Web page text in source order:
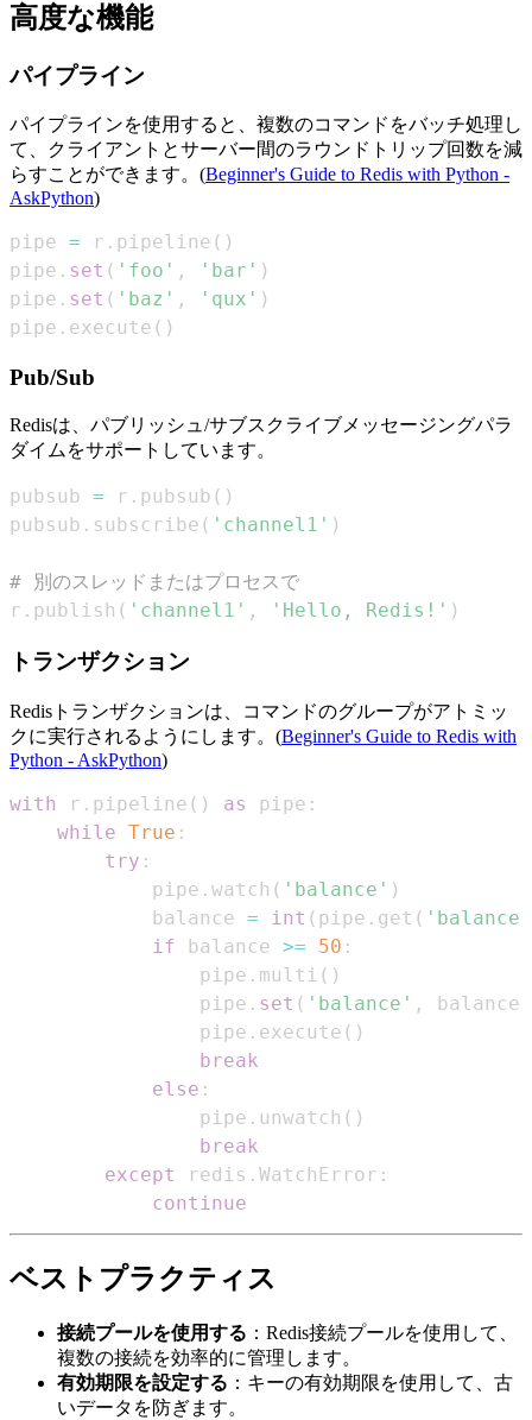
高度な機能
パイプライン
パイプラインを使用すると、複数のコマンドをバッチ処理し
て、クライアントとサーバー間のラウンドトリップ回数を減
らすことができます。(Beginner's Guide to Redis with Python -
AskPython)
pipe = r . pipeline ( )
pipe . set ( 'foo' , 'bar' )
pipe . set ( 'baz' , 'qux' )
pipe . execute ( )
Pub/Sub
Redisは、パブリッシュ/サブスクライブメッセージングパラ
ダイムをサポートしています。
pubsub = r . pubsub ( )
pubsub . subscribe ( 'channel1' )
# 別のスレッドまたはプロセスで
r . publish ( 'channel1' , 'Hello, Redis!' )
トランザクション
Redisトランザクションは、コマンドのグループがアトミッ
クに実行されるようにします。(Beginner's Guide to Redis with
Python - AskPython)
with r . pipeline ( ) as pipe :
while True :
try :
            pipe
. watch ( 'balance' )
            balance
= int ( pipe . get ( 'balance'
if balance >= 50 :
                pipe
. multi ( )
                pipe
. set ( 'balance' ,
balance
                pipe
. execute ( )
break
else :
                pipe
. unwatch ( )
break
except
redis . WatchError :
continue
ベストプラクティス
接続プールを使用する ：Redis接続プールを使用して、
複数の接続を効率的に管理します。
有効期限を設定する ：キーの有効期限を使用して、古
いデータを防ぎます。